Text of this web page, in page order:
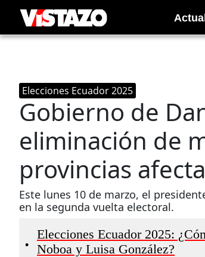
Elecciones Ecuador 2025
Gobierno de
eliminación de
provincias
Este lunes 10 de marzo, el
en la segunda vuelta electoral.
•
Elecciones Ecuador 2025:
Noboa y Luisa González?